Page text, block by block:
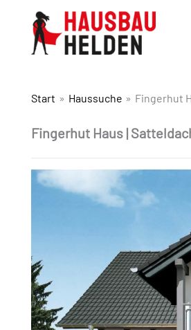
Start Haussuche Fingerhut
Fingerhut Haus |